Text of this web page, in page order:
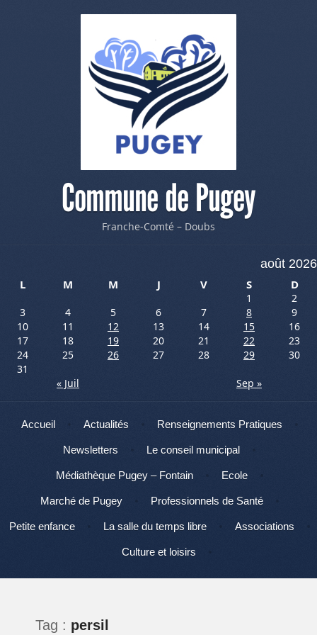
Commune de Pugey
Franche-Comté – Doubs
août 2026
L
M M J V S D
1
2
3
4 5 6 7 8
9
10
11 12 13 14 15
16
17
18 19 20 21 22
23
24
25 26 27 28 29
30
31
« Juil
Sep »
Menu
Aller au contenu
Accueil Actualités Renseignements Pratiques
Newsletters Le conseil municipal
Médiathèque Pugey – Fontain Ecole
Marché de Pugey Professionnels de Santé
Petite enfance La salle du temps libre Associations
Culture et loisirs
Tag : persil